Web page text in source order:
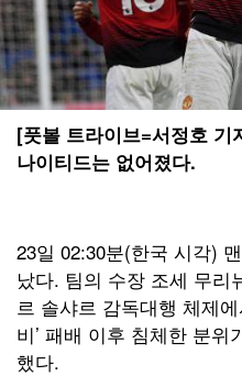
[풋볼 트라이브=서정호
나이티드는 없어졌다.
23일 02:30분(한국 시각)
났다. 팀의 수장 조세 무리
르 솔샤르 감독대행 체제
비’ 패배 이후 침체한 분
했다.